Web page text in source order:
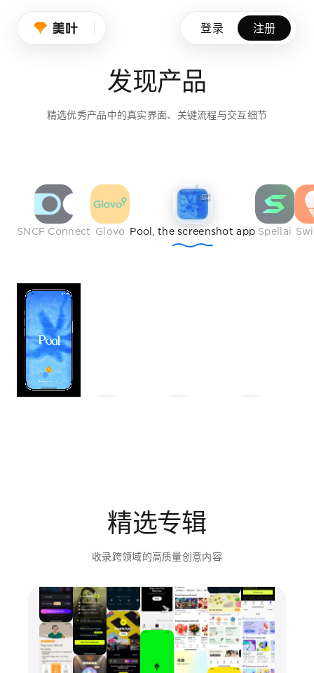
登录 注册
设计师的品味养成
发现产品
精选优秀产品中的真实界面、关键流程与交互细节
SNCF Connect Glovo Pool, the screenshot app Spellai
精选专辑
收录跨领域的高质量创意内容